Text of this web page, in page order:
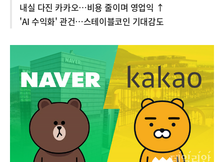
내실 다진 카카오…비용 줄이며 영업익 ↑
'AI 수익화' 관건…스테이블코인 기대감도